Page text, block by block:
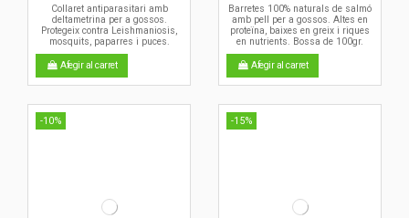
Collaret antiparasitari amb
deltametrina per a gossos.
Protegeix contra Leishmaniosis,
mosquits, paparres i puces.
Afegir al carret
Barretes 100% naturals de salmó
amb pell per a gossos. Altes en
proteïna, baixes en greix i riques
en nutrients. Bossa de 100gr.
Afegir al carret
-10% -15%